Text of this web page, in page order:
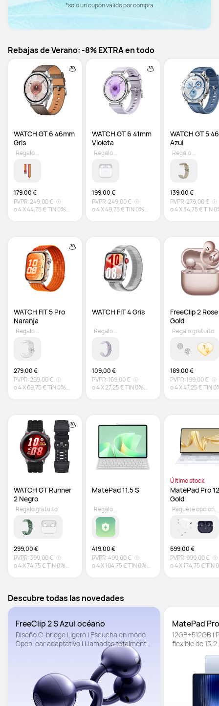
*solo un cupón válido por compra
Rebajas de Verano: -8% EXTRA en todo
WATCH GT 6 46mm
Gris
179,00 €
PVPR:249,00 €
o4X44,75 €TIN 0%
Regalo gratuito
WATCH GT 6 41mm
Violeta
199,00 €
PVPR:249,00 €
o4X49,75 €TIN 0%
Regalo gratuito
WATCH GT 5
Azul
139,00 €
PVPR:279,00 €
o4X34,75 €TIN
Regalo gratuito
WATCH FIT 5 Pro
Naranja
279,00 €
PVPR:299,00 €
o4X69,75 €TIN 0%
Regalo gratuito
WATCH FIT 4 Gris
109,00 €
PVPR:169,00 €
o4X27,25 €TIN 0%
Regalo gratuito
FreeClip 2 Rose
Gold
189,00 €
PVPR:199,00 €
o4X47,25 €TIN
Regalo gratuito
WATCH GT Runner
2 Negro
299,00 €
PVPR:399,00 €
o4X74,75 €TIN 0%
Regalo gratuito
419,00 €
PVPR:499,00 €
o4X104,75 €TIN 0%
Regalo gratuito
Último stock
MatePad Pro
Gold
699,00 €
PVPR:999,00 €
o4X174,75 €TIN
Paquete opcional
Descubre todas las novedades
FreeClip 2 S Azul océano
Diseño C-bridge Ligero | Escucha en modo
Open-ear adaptativo | Llamadas totalmente
MatePad
12GB+512GB |
flexible de